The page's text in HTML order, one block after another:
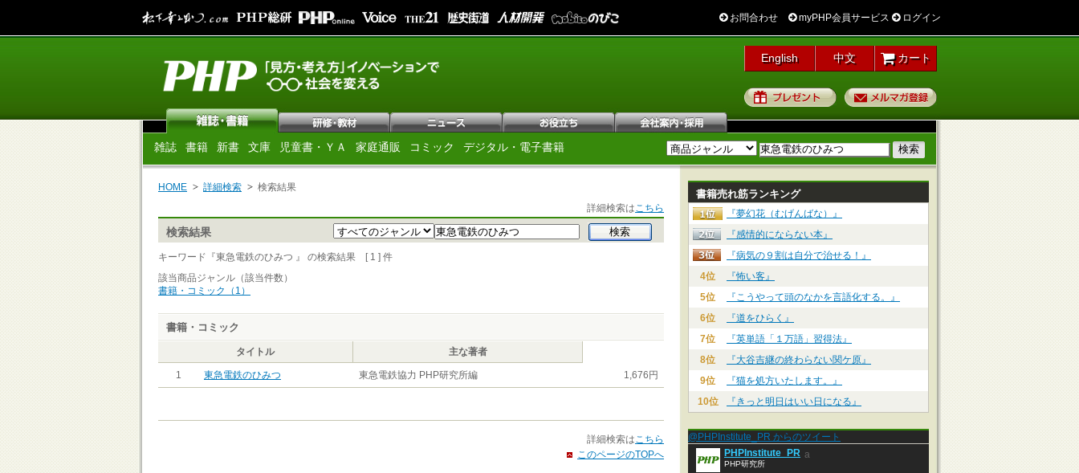
お問合わせ myPHP会員サービス ログイン
English 中文 カート
プレゼント
雑誌 書籍 新書 文庫 児童書・ＹＡ 家庭通販 コミック デジタル・電子書籍
HOME 詳細検索
検索結果
詳細検索はこちら
検索結果
キーワード『東急電鉄のひみつ 』 の検索結果 [ 1 ] 件
該当商品ジャンル（該当件数）
書籍・コミック（1）
書籍・コミック
タイトル 主な著者
1 東急電鉄のひみつ 東急電鉄協力 PHP研究所編 1,676円
詳細検索はこちら
このページのTOPへ
書籍売れ筋ランキング
『夢幻花（むげんばな）』
『感情的にならない本』
『病気の９割は自分で治せる！』
4位
『怖い客』
5位
『こうやって頭のなかを言語化する。』
6位
『道をひらく』
7位
『英単語「１万語」習得法』
8位
『大谷吉継の終わらない関ケ原』
9位
『猫を処方いたします。』
10位
『きっと明日はいい日になる』
@PHPInstitute_PR からのツイート
PHPInstitute_PR
PHP研究所
a